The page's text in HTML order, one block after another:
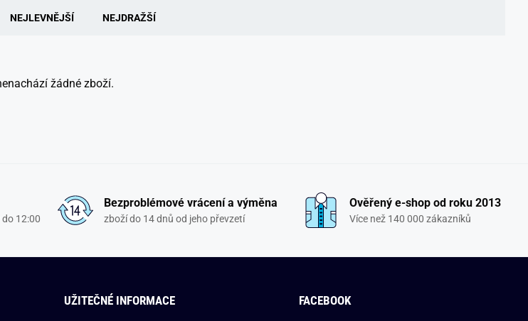
NEJLEVNĚJŠÍ NEJDRAŽŠÍ
žádné zboží.
12:00
Bezproblémové vrácení a výměna
zboží do 14 dnů od jeho převzetí
Ověřený e-shop od roku 2013
Více než 140 000 zákazníků
UŽITEČNÉ INFORMACE FACEBOOK